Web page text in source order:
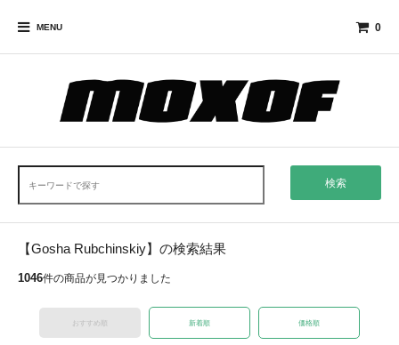
MENU 0
検索
【Gosha Rubchinskiy】の検索結果
1046件の商品が見つかりました
おすすめ順 新着順 価格順